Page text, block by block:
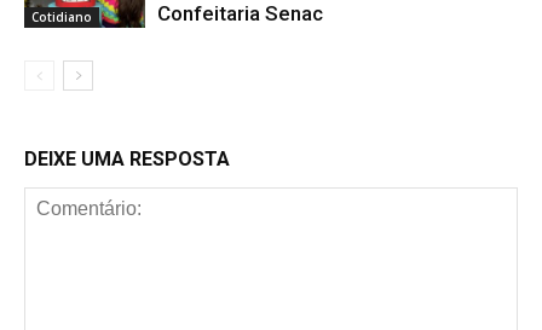
Cotidiano
Confeitaria Senac
DEIXE UMA RESPOSTA